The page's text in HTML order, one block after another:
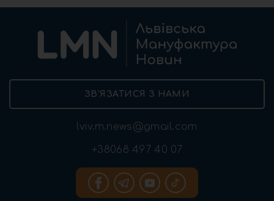
ЗВ’ЯЗАТИСЯ З НАМИ
lviv.m.news@gmail.com
+38068 497 40 07